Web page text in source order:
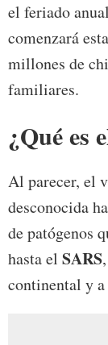
el feriado
comenzará
millones de
familiares.
¿Qué es
Al parecer, el
desconocida
de patógenos
hasta el SARS
continental y